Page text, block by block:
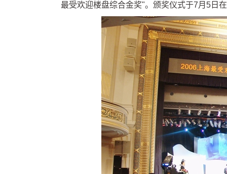
最受欢迎楼盘综合金奖"。颁奖仪式于7月5日